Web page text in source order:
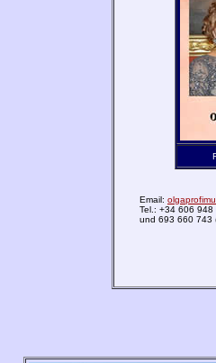
Email:
Tel.: +34 606 948
und 693 660 743